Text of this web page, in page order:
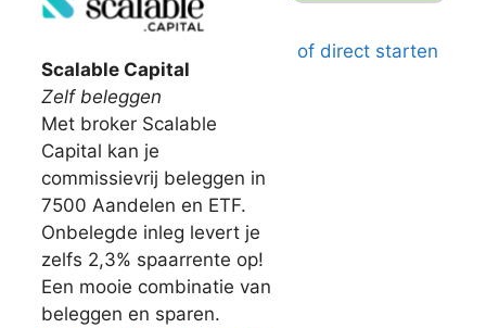
Scalable Capital
Zelf beleggen
Met broker Scalable
Capital kan je
commissievrij beleggen in
7500 Aandelen en ETF.
Onbelegde inleg levert je
zelfs 2,3% spaarrente op!
Een mooie combinatie van
beleggen en sparen.
of direct starten